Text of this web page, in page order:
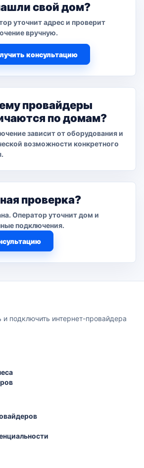
свой дом?
уточнит адрес и проверит
вручную.
консультацию
провайдеры
по домам?
зависит от оборудования и
возможности конкретного
проверка?
Оператор уточнит дом и
подключения.
подключить интернет-провайдера